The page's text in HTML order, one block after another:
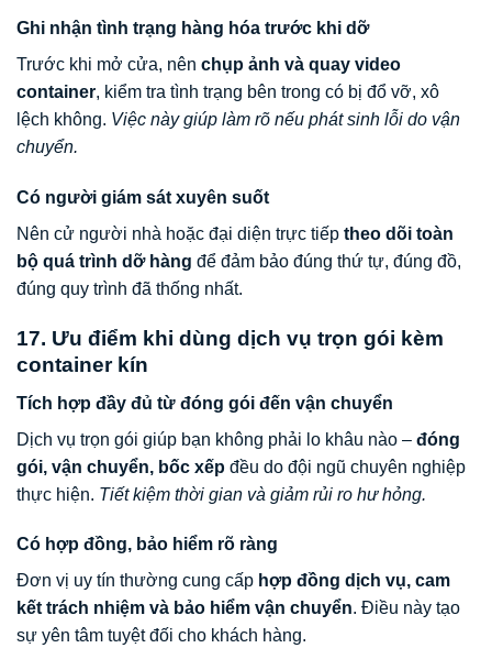
Ghi nhận tình trạng hàng hóa trước khi dỡ
Trước khi mở cửa, nên chụp ảnh và quay video
container, kiểm tra tình trạng bên trong có bị đổ vỡ, xô
lệch không. Việc này giúp làm rõ nếu phát sinh lỗi do vận
chuyển.
Có người giám sát xuyên suốt
Nên cử người nhà hoặc đại diện trực tiếp theo dõi toàn
bộ quá trình dỡ hàng để đảm bảo đúng thứ tự, đúng đồ,
đúng quy trình đã thống nhất.
17. Ưu điểm khi dùng dịch vụ trọn gói kèm
container kín
Tích hợp đầy đủ từ đóng gói đến vận chuyển
Dịch vụ trọn gói giúp bạn không phải lo khâu nào – đóng
gói, vận chuyển, bốc xếp đều do đội ngũ chuyên nghiệp
thực hiện. Tiết kiệm thời gian và giảm rủi ro hư hỏng.
Có hợp đồng, bảo hiểm rõ ràng
Đơn vị uy tín thường cung cấp hợp đồng dịch vụ, cam
kết trách nhiệm và bảo hiểm vận chuyển. Điều này tạo
sự yên tâm tuyệt đối cho khách hàng.